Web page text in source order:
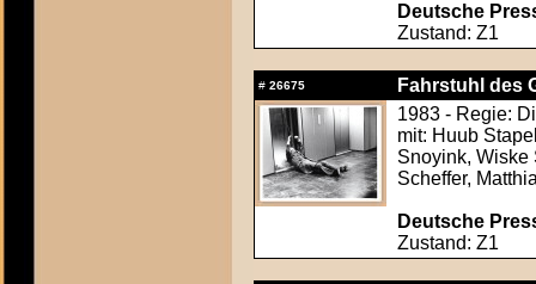
Deutsche
Zustand: Z1
# 26675
Fahrstuhl des
1983 - Regie:
mit: Huub
Snoyink, Wiske
Scheffer,
Deutsche
Zustand: Z1